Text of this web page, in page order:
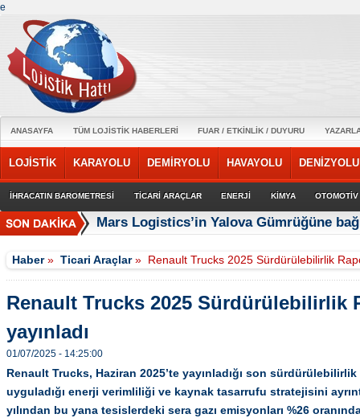
e
ANASAYFA TÜM LOJİSTİK HABERLERİ FUAR / ETKİNLİK / DUYURU
LOJİSTİK KARAYOLU DEMİRYOLU HAVAYOLU DENİZYOLU
İHRACATIN BAROMETRESİ TİCARİ ARAÇLAR ENERJİ KİMYA OTOMOTİV
Mars Logistics’in Yalova Gümrüğüne
Haber»Ticari Araçlar» Renault Trucks 2025 Sürdürülebilirlik
Renault Trucks 2025 Sürdürülebilirlik
yayınladı
01/07/2025 - 14:25:00
Renault Trucks, Haziran 2025’te yayınladığı son
uyguladığı enerji verimliliği ve kaynak tasarrufu stratejisini
yılından bu yana tesislerdeki sera gazı emisyonları %26